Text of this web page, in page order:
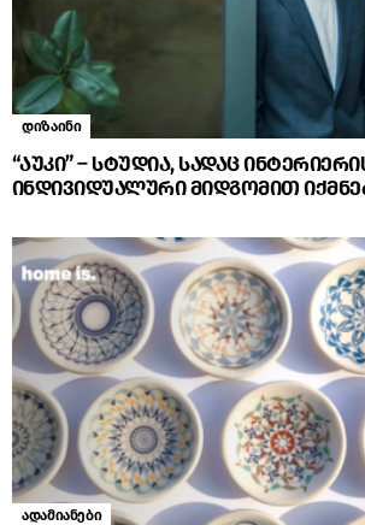
დიზაინი
“აუკი” – სტუდია, სადაც
ინდივიდუალური მიდგომით
ადამიანები